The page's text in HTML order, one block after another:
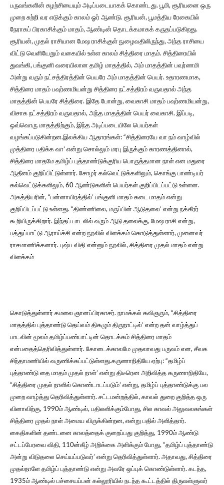
பருவங்களின் சுழற்சியையும் அடிப்படையாகக் கொண்டது. பூமி, சூரியனை ஒரு
முறை சுற்றி வர எடுக்கும் காலம் ஓர் ஆண்டு. சூரியன், பூமத்திய ரேகையில்
நேராகப் பிரகாசிக்கும் மாதம், ஆண்டின் தொடக்கமாகக் கருதப்படுகிறது.
சூரியன், முதல் ராசியான மேஷ ராசிக்குள் நுழைவதிலிருந்து, அந்த ராசியை
விட்டு வெளியேறும் வகையில் உள்ள காலம் சித்திரை மாதம். சித்திரையில்
துவங்கி, பங்குனி வரையிலான தமிழ் மாதத்தில், அம் மாதத்தின் பவுர்ணமி
அன்று வரும் நட்சத்திரத்தின் பெயரே அம் மாதத்தின் பெயர். உதாரணமாக,
சித்திரை மாதம் பவுர்ணமியன்று சித்திரை நட்சத்திரம் வருவதால் அந்த
மாதத்தின் பெயரே சித்திரை. இதே போன்று, வைகாசி மாதம் பவுர்ணமியன்று,
விசாக நட்சத்திரம் வருவதால், அந்த மாதத்தின் பெயர் வைகாசி. இப்படி,
ஒவ்வொரு மாதத்திற்கும், இந்த அடிப்படையிலே பெயர்கள்
வழங்கப்படுகின்றன.இலக்கிய ஆதாரங்கள்: “சித்திரையே வா நம் வாழ்வில்
முத்திரை பதிக்க வா’ என்று சொல்லும் மரபு இருக்கும் காரணத்தினால்,
சித்திரை மாதமே தமிழ்ப் புத்தாண்டுக்குரிய பொருத்தமான நாள் என மதுரை
ஆதீனம் குறிப்பிட்டுள்ளார். சோழர் கல்வெட்டுக்களிலும், கொங்கு பாண்டியர்
கல்வெட்டுக்களிலும், 60 ஆண்டுகளின் பெயர்கள் குறிப்பிடப்பட்டு உள்ளன.
அகத்தியரின், “பன்னாயிரத்தில்’ பங்குனி மாதம் கடை மாதம் என்று
குறிப்பிடப்பட்டு உள்ளது. “திண்ணிலை, மருப்பின் ஆடுதலை’ என்று நக்கீரர்
கூறியிருக்கிறார். இந்தப் பாடலில் வரும் ஆடு தலைக்கு, மேஷ ராசி என்று,
பத்துப்பாட்டு ஆராய்ச்சி என்ற நூலில் விளக்கம் கொடுத்துள்ளார், முனைவர்
ராசமாணிக்கனார். புஷ்ப விதி என்னும் நூலில், சித்திரை முதல் மாதம் என்று
விளக்கம்
கொடுத்துள்ளார் கமலை ஞானப்பிரகாசர். நாமக்கல் கவிஞரும், “சித்திரை
மாதத்தில் புத்தாண்டு தெய்வம் திகழும் திருநாட்டில்’ என்ற தன் வாழ்த்துப்
பாடலின் மூலம் தமிழ்ப்பண்பாட்டின் தொடக்கம் சித்திரை மாதம்
என்பதைத்தெரிவித்துள்ளார். கோடைக்காலமே முதலாவது பருவம் என, சீவக
சிந்தாமணியில் வருணிக்கப்பட்டுள்ளது.கருணாநிதியே ஏற்பு: “தமிழ்ப்
புத்தாண்டு தை மாதம் முதல் நாள்’ என்று திடீரென அறிவித்த கருணாநிதியே,
“சித்திரை முதல் நாளில் கொண்டாடப்படும்’ என்று, தமிழ்ப் புத்தாண்டுக்கு பல
முறை வாழ்த்து தெரிவித்துள்ளார். சட்டமன்றத்தில், காவல் துறை குறித்த ஒரு
வினாவிற்கு, 1990ம் ஆண்டில், பதிலளிக்கும்போது, சில காவல் அலுவலகங்கள்
சித்திரை முதல் நாள் அமைய விருக்கின்றன, என்று பதில் அளித்தார்.
கைதிகளின் தண்டனை காலத்தைக் குறைப்பது குறித்து, 1990ம் ஆண்டு
சட்டப்பேரவை விதி, 110ன்கீழ் அறிக்கை அளிக்கும் போது, “தமிழ்ப் புத்தாண்டு
அன்று விடுதலை செய்யப்படுவர்’ என்று தெரிவித்துள்ளார். அதாவது, சித்திரை
முதல்நாளே தமிழ்ப் புத்தாண்டு என்று அவரே ஒப்புக் கொண்டுள்ளார். கடந்த,
1935ம் ஆண்டில் பச்சையப்பன் கல்லூரியில் நடந்த கூட்டத்தில் திருவள்ளுவர்